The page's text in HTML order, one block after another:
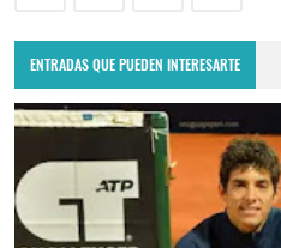
ENTRADAS QUE PUEDEN INTERESARTE